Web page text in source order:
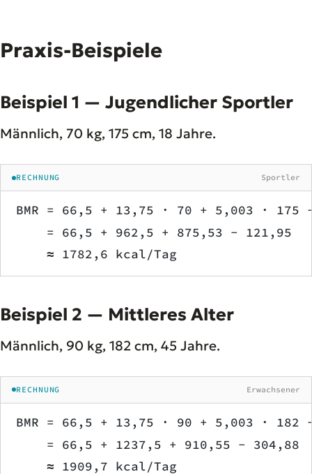
Praxis-Beispiele
Beispiel 1 — Jugendlicher Sportler
Männlich, 70 kg, 175 cm, 18 Jahre.
RECHNUNG Sportler
BMR = 66,5 + 13,75 · 70 + 5,003 · 175
    = 66,5 + 962,5 + 875,53 − 121,95
    ≈ 1782,6 kcal/Tag
Beispiel 2 — Mittleres Alter
Männlich, 90 kg, 182 cm, 45 Jahre.
RECHNUNG Erwachsener
BMR = 66,5 + 13,75 · 90 + 5,003 · 182
    = 66,5 + 1237,5 + 910,55 − 304,88
    ≈ 1909,7 kcal/Tag